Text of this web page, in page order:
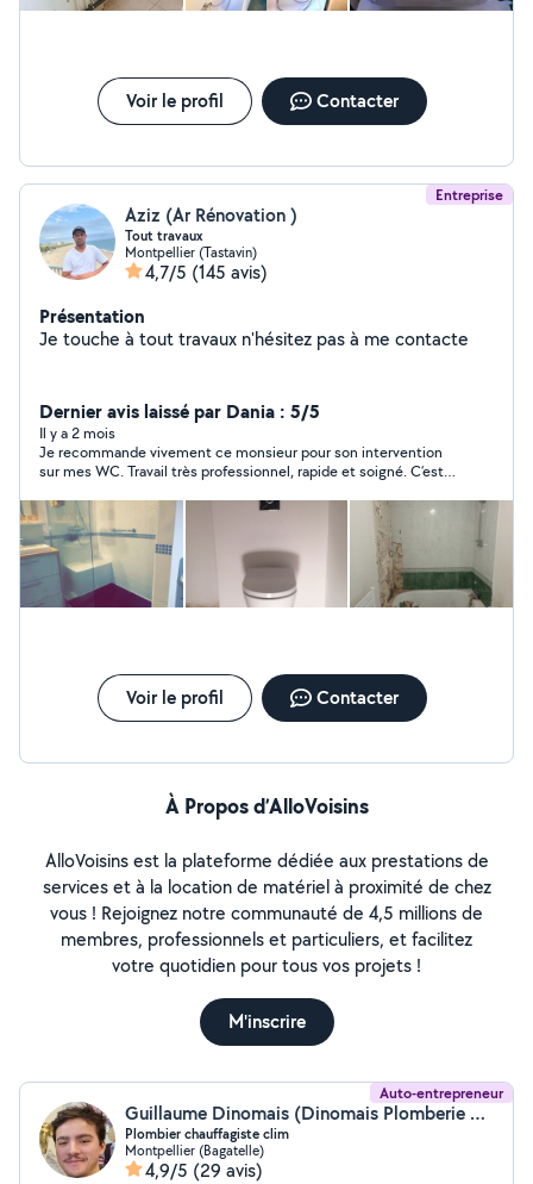
Voir le profil Contacter
Entreprise
Aziz (Ar Rénovation )
Tout travaux
Montpellier (Tastavin)
4,7/5 (145 avis)
Présentation
Je touche à tout travaux n'hésitez pas à me contacte
Dernier avis laissé par Dania : 5/5
Il y a 2 mois
Je recommande vivement ce monsieur pour son intervention
sur mes WC. Travail très professionnel, rapide et soigné. C’est
résoudre le problème efficacement tout en laissant l’endroit
propre après son passage. Je suis très satisfaite de son travail
et je n’hésiterai pas à refaire appel à lui si besoin. Merci encore
pour votre sérieux et votre professionnalisme !
Voir le profil Contacter
À Propos d’AlloVoisins
AlloVoisins est la plateforme dédiée aux prestations de
services et à la location de matériel à proximité de chez
vous ! Rejoignez notre communauté de 4,5 millions de
membres, professionnels et particuliers, et facilitez
votre quotidien pour tous vos projets !
M'inscrire
Auto-entrepreneur
Guillaume Dinomais (Dinomais Plomberie Chauffage)
Plombier chauffagiste clim
Montpellier (Bagatelle)
4,9/5 (29 avis)